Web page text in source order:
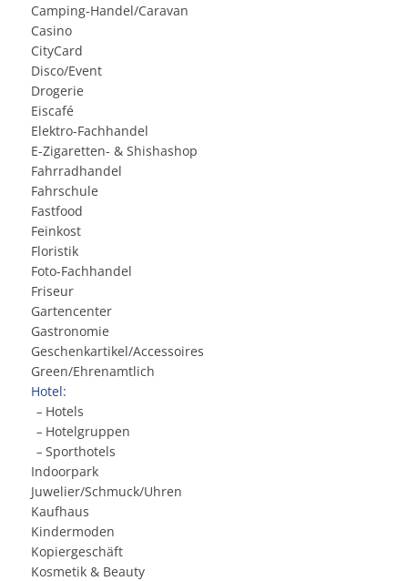
Camping-Handel/Caravan
Casino
CityCard
Disco/Event
Drogerie
Eiscafé
Elektro-Fachhandel
E-Zigaretten- & Shishashop
Fahrradhandel
Fahrschule
Fastfood
Feinkost
Floristik
Foto-Fachhandel
Friseur
Gartencenter
Gastronomie
Geschenkartikel/Accessoires
Green/Ehrenamtlich
Hotel:
– Hotels
– Hotelgruppen
– Sporthotels
Indoorpark
Juwelier/Schmuck/Uhren
Kaufhaus
Kindermoden
Kopiergeschäft
Kosmetik & Beauty